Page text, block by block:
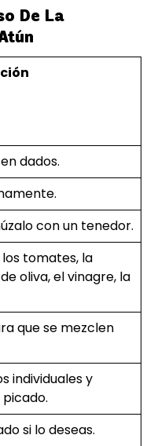
De La
dados.
con un tenedor.
tomates, la
oliva, el vinagre, la
que se mezclen
individuales y
si lo deseas.